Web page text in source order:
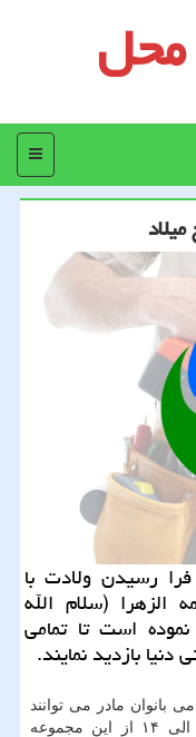
محل
منو
رسیدن ولادت با
الزهرا (سلام الله
نموده است تا تمامی
دنیا بازدید نمایند.
بانوان مادر می توانند
در روز شنبه ۲۶ بهمن ماه از ساعت ۹ الی ۱۴ از این مجموعه